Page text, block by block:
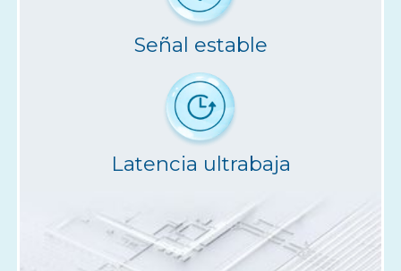
Señal estable
Latencia ultrabaja